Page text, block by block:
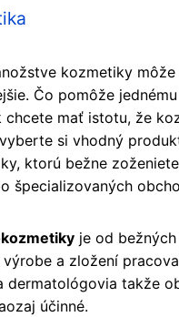
kozmetiky
Čo pomôže
chcete mať istotu, že
si vhodný
ktorú bežne zoženiete
špecializovaných
je od
výrobe a zložení
dermatológovia takže
účinné.